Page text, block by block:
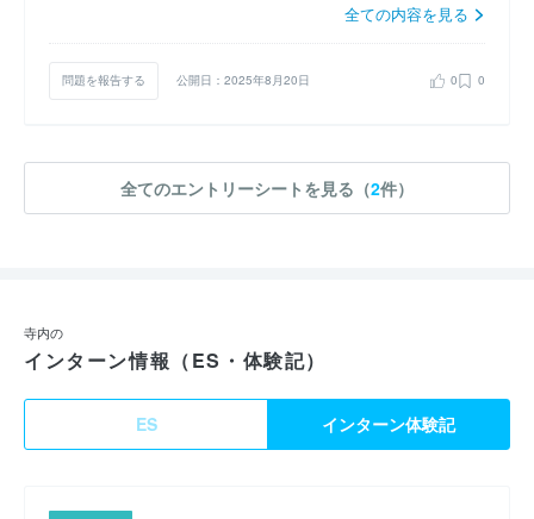
全ての内容を見る
問題を報告する 公開日：2025年8月20日 0 0
全てのエントリーシートを見る（2件）
寺内の
インターン情報（ES・体験記）
ES インターン体験記